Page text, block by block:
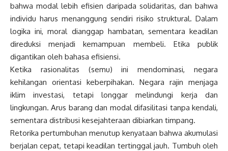
bahwa modal lebih efisien daripada solidaritas, dan bahwa
individu harus menanggung sendiri risiko struktural. Dalam
logika ini, moral dianggap hambatan, sementara keadilan
direduksi menjadi kemampuan membeli. Etika publik
digantikan oleh bahasa efisiensi.
Ketika rasionalitas (semu) ini mendominasi, negara
kehilangan orientasi keberpihakan. Negara rajin menjaga
iklim investasi, tetapi longgar melindungi kerja dan
lingkungan. Arus barang dan modal difasilitasi tanpa kendali,
sementara distribusi kesejahteraan dibiarkan timpang.
Retorika pertumbuhan menutup kenyataan bahwa akumulasi
berjalan cepat, tetapi keadilan tertinggal jauh. Tumbuh oleh